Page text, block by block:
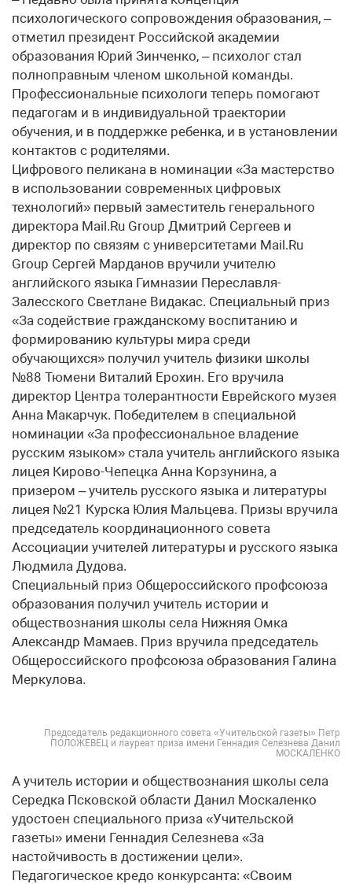
психологического сопровождения образования, –
отметил президент Российской академии
образования Юрий Зинченко, – психолог стал
полноправным членом школьной команды.
Профессиональные психологи теперь помогают
педагогам и в индивидуальной траектории
обучения, и в поддержке ребенка, и в установлении
контактов с родителями.
Цифрового пеликана в номинации «За мастерство
в использовании современных цифровых
технологий» первый заместитель генерального
директора Mail.Ru Group Дмитрий Сергеев и
директор по связям с университетами Mail.Ru
Group Сергей Марданов вручили учителю
английского языка Гимназии Переславля-
Залесского Светлане Видакас. Специальный приз
«За содействие гражданскому воспитанию и
формированию культуры мира среди
обучающихся» получил учитель физики школы
№88 Тюмени Виталий Ерохин. Его вручила
директор Центра толерантности Еврейского музея
Анна Макарчук. Победителем в специальной
номинации «За профессиональное владение
русским языком» стала учитель английского языка
лицея Кирово-Чепецка Анна Корзунина, а
призером – учитель русского языка и литературы
лицея №21 Курска Юлия Мальцева. Призы вручила
председатель координационного совета
Ассоциации учителей литературы и русского языка
Людмила Дудова.
Специальный приз Общероссийского профсоюза
образования получил учитель истории и
обществознания школы села Нижняя Омка
Александр Мамаев. Приз вручила председатель
Общероссийского профсоюза образования Галина
Меркулова.
Председатель редакционного совета «Учительской газеты» Петр
ПОЛОЖЕВЕЦ и лауреат приза имени Геннадия Селезнева Данил
МОСКАЛЕНКО
А учитель истории и обществознания школы села
Середка Псковской области Данил Москаленко
удостоен специального приза «Учительской
газеты» имени Геннадия Селезнева «За
настойчивость в достижении цели».
Педагогическое кредо конкурсанта: «Своим